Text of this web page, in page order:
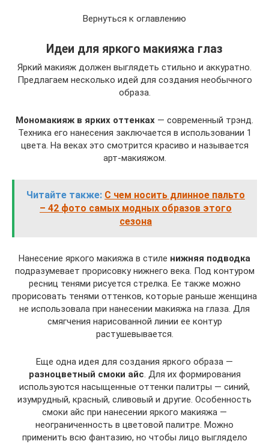
Вернуться к оглавлению
Идеи для яркого макияжа глаз
Яркий макияж должен выглядеть стильно и аккуратно.
Предлагаем несколько идей для создания необычного
образа.
Мономакияж в ярких оттенках — современный трэнд.
Техника его нанесения заключается в использовании 1
цвета. На веках это смотрится красиво и называется
арт-макияжом.
Читайте также: С чем носить длинное пальто
– 42 фото самых модных образов этого
сезона
Нанесение яркого макияжа в стиле нижняя подводка
подразумевает прорисовку нижнего века. Под контуром
ресниц тенями рисуется стрелка. Ее также можно
прорисовать тенями оттенков, которые раньше женщина
не использовала при нанесении макияжа на глаза. Для
смягчения нарисованной линии ее контур
растушевывается.
Еще одна идея для создания яркого образа —
разноцветный смоки айс. Для их формирования
используются насыщенные оттенки палитры — синий,
изумрудный, красный, сливовый и другие. Особенность
смоки айс при нанесении яркого макияжа —
неограниченность в цветовой палитре. Можно
применить всю фантазию, но чтобы лицо выглядело